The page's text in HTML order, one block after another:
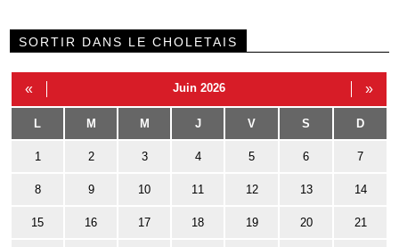
SORTIR DANS LE CHOLETAIS
« Juin 2026 »
L M M J V S D
1 2 3 4 5 6 7
8 9 10 11 12 13 14
15 16 17 18 19 20 21